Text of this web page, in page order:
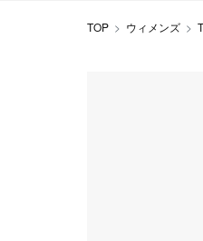
TOP ウィメンズ